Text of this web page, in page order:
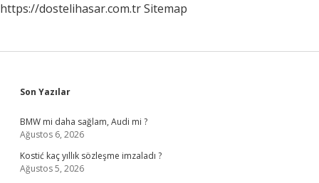
https://dostelihasar.com.trSitemap
Sidebar
Son Yazılar
BMW mi daha sağlam, Audi mi ?
Ağustos 6, 2026
Kostić kaç yıllık sözleşme imzaladı ?
Ağustos 5, 2026